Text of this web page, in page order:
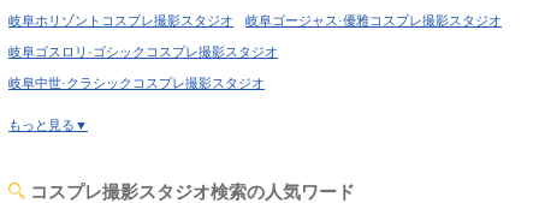
岐阜ホリゾントコスプレ撮影スタジオ 岐阜ゴージャス·優雅コスプレ撮影スタジオ
岐阜ゴスロリ·ゴシックコスプレ撮影スタジオ
岐阜中世·クラシックコスプレ撮影スタジオ
もっと見る▼
コスプレ撮影スタジオ検索の人気ワード